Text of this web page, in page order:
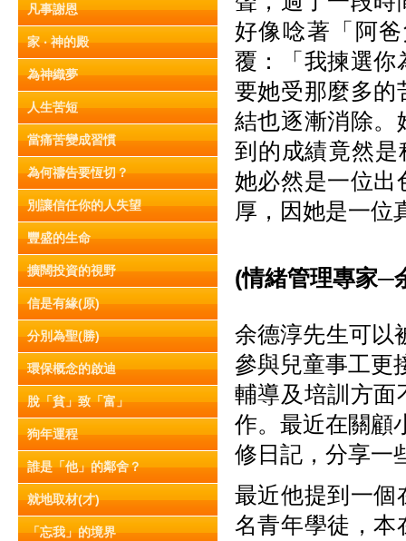
凡事謝恩
家 ‧ 神的殿
為神織夢
人生苦短
當痛苦變成習慣
為何禱告要恆切？
別讓信任你的人失望
豐盛的生命
擴闊投資的視野
信是有緣(原)
分別為聖(勝)
環保概念的啟迪
脫「貧」致「富」
狗年運程
誰是「他」的鄰舍？
就地取材(才)
「忘我」的境界
好像唸著「阿
覆：「我揀選你
要她受那麼多的
結也逐漸消除。
到的成績竟然
她必然是一位出
厚，因她是一位
(情緒管理專家─
余德淳先生可以
參與兒童事工更
輔導及培訓方面
作。最近在關顧
修日記，分享一
最近他提到一個
名青年學徒，本